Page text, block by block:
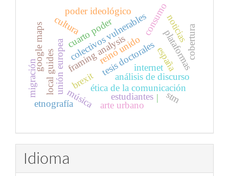
brexit
reino unido
framing analysis
análisis de discurso
unión europea
colectivos vulnerables
tesis doctorales
ética de la comunicación
españa
plataformas
local guides
google maps cuarto poder
poder ideológico
estudiantes
noticias
internet
consumo
cultura
música
etnografía stm
cobertura
|
arte urbano
migración
Idioma